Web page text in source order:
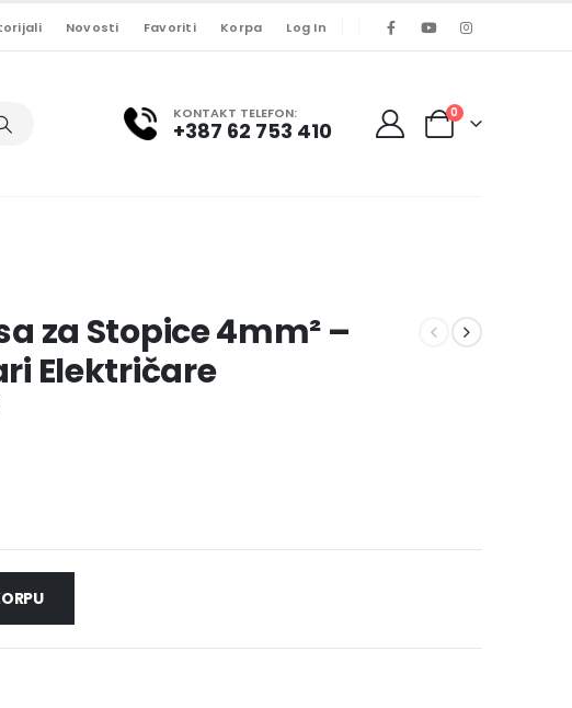
Novosti Favoriti Korpa Log In
KONTAKT TELEFON:
+387 62 753 410
0
za Stopice 4mm² –
Električare